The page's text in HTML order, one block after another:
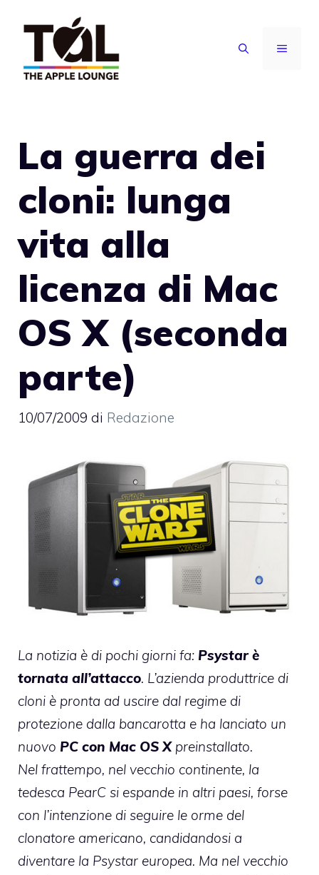
contenuto
MENU
La guerra dei
cloni: lunga
vita alla
licenza di Mac
OS X (seconda
parte)
10/07/2009 di Redazione
La notizia è di pochi giorni fa: Psystar è
tornata all’attacco. L’azienda produttrice di
cloni è pronta ad uscire dal regime di
protezione dalla bancarotta e ha lanciato un
nuovo PC con Mac OS Xpreinstallato.
Nel frattempo, nel vecchio continente, la
tedesca PearC si espande in altri paesi, forse
con l’intenzione di seguire le orme del
clonatore americano, candidandosi a
diventare la Psystar europea. Ma nel vecchio